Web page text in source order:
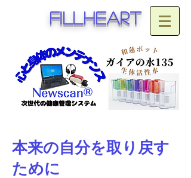
fillheart
本来の自分を取り戻す
ために